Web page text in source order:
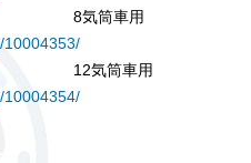
用
10004353/
用
10004354/